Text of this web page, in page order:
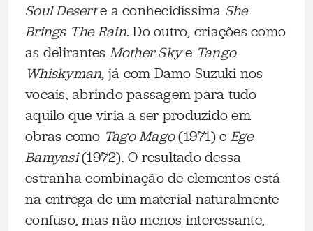
Soul Deserte a conhecidíssima She
Brings The Rain. Do outro, criações como
as delirantes Mother Skye Tango
Whiskyman, já com Damo Suzuki nos
vocais, abrindo passagem para tudo
aquilo que viria a ser produzido em
obras como Tago Mago(1971) e Ege
Bamyasi(1972). O resultado dessa
estranha combinação de elementos está
na entrega de um material naturalmente
confuso, mas não menos interessante,